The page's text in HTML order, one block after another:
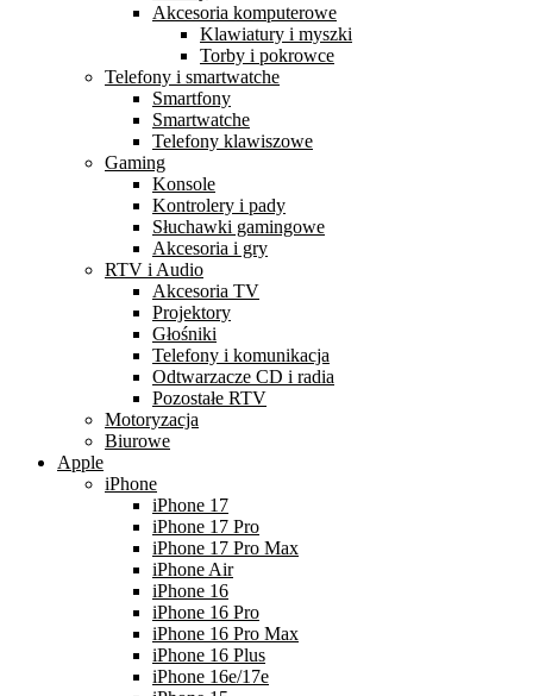
Akcesoria komputerowe
Klawiatury i myszki
Torby i pokrowce
Telefony i smartwatche
Smartfony
Smartwatche
Telefony klawiszowe
Gaming
Konsole
Kontrolery i pady
Słuchawki gamingowe
Akcesoria i gry
RTV i Audio
Akcesoria TV
Projektory
Głośniki
Telefony i komunikacja
Odtwarzacze CD i radia
Pozostałe RTV
Motoryzacja
Biurowe
Apple
iPhone
iPhone 17
iPhone 17 Pro
iPhone 17 Pro Max
iPhone Air
iPhone 16
iPhone 16 Pro
iPhone 16 Pro Max
iPhone 16 Plus
iPhone 16e/17e